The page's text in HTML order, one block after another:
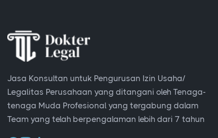
Jasa Konsultan untuk Pengurusan Izin Usaha/
Legalitas Perusahaan yang ditangani oleh Tenaga-
tenaga Muda Profesional yang tergabung dalam
Team yang telah berpengalaman lebih dari 7 tahun